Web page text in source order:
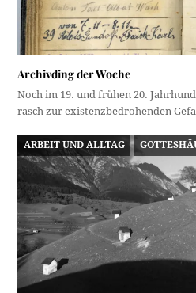
Archivding der Woche
Noch im 19. und frühen 20.
rasch zur existenzbedrohenden
ARBEIT UND ALLTAG